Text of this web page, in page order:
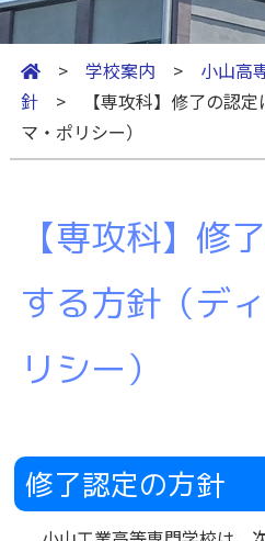
> 学校案内 > 小山高
針> 【専攻科】修了の認定
マ・ポリシー）
【専攻科】修
する方針（デ
リシー）
修了認定の方針